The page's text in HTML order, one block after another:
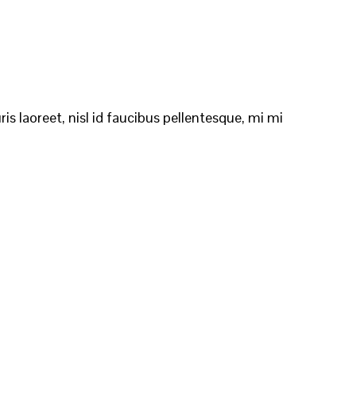
laoreet, nisl id faucibus pellentesque, mi mi